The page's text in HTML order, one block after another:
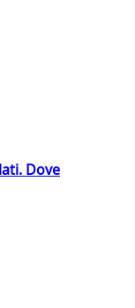
Dove